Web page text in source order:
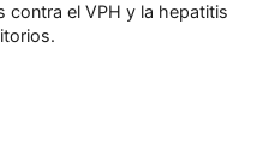
contra el VPH y la hepatitis